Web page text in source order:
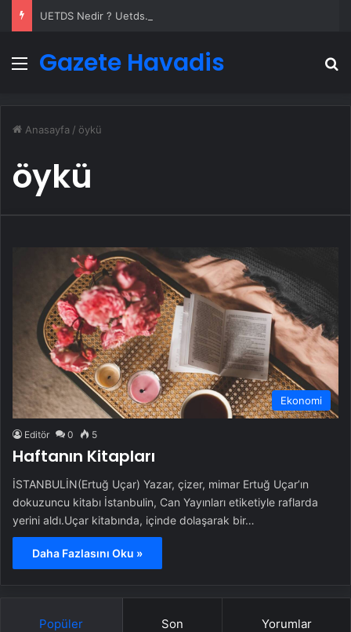
Menü
Gazete Havadis
Anasayfa / öykü
öykü
Ekonomi
Editör 0 5
Haftanın Kitapları
İSTANBULİN(Ertuğ Uçar) Yazar, çizer, mimar Ertuğ Uçar’ın
dokuzuncu kitabı İstanbulin, Can Yayınları etiketiyle raflarda
yerini aldı.Uçar kitabında, içinde dolaşarak bir…
Daha Fazlasını Oku »
Popüler Son Yorumlar